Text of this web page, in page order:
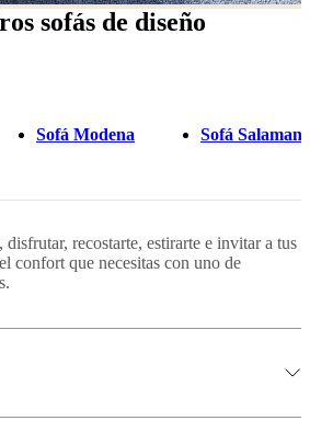
sofás de diseño
Sofá Modena Sofá
recostarte, estirarte e invitar a tus
confort que necesitas con uno de